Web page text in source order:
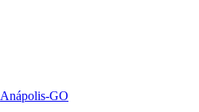
Anápolis-GO